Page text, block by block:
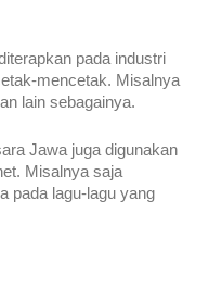
pada industri
mencetak. Misalnya
lain sebagainya.
Jawa juga digunakan
Misalnya saja
pada lagu-lagu yang